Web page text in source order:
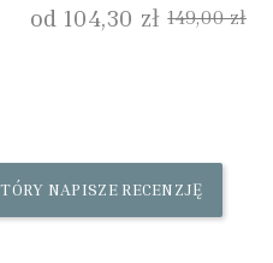
od 104,30 zł149,00 zł
NAPISZE RECENZJĘ